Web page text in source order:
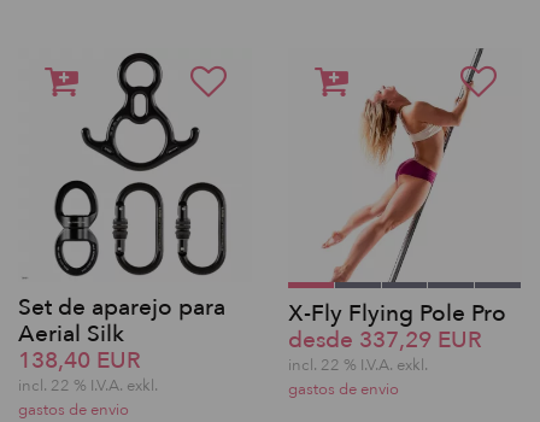
Set de aparejo para
Aerial Silk
138,40 EUR
incl. 22 % I.V.A. exkl.
gastos de envio
X-Fly Flying Pole Pro
desde 337,29 EUR
incl. 22 % I.V.A. exkl.
gastos de envio